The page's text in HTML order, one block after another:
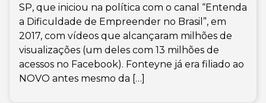
SP, que iniciou na política com o canal “Entenda
a Dificuldade de Empreender no Brasil”, em
2017, com vídeos que alcançaram milhões de
visualizações (um deles com 13 milhões de
acessos no Facebook). Fonteyne já era filiado ao
NOVO antes mesmo da […]